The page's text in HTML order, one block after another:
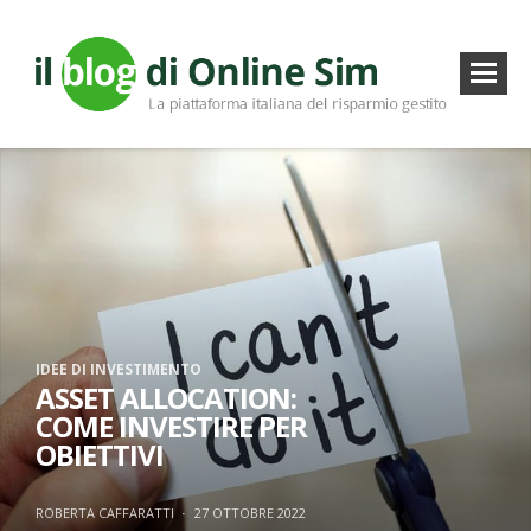
IDEE DI INVESTIMENTO
ASSET ALLOCATION:
COME INVESTIRE PER
OBIETTIVI
ROBERTA CAFFARATTI · 27 OTTOBRE 2022